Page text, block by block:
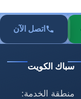
اتصل الآن
سباك الكويت
منطقة الخدمة: